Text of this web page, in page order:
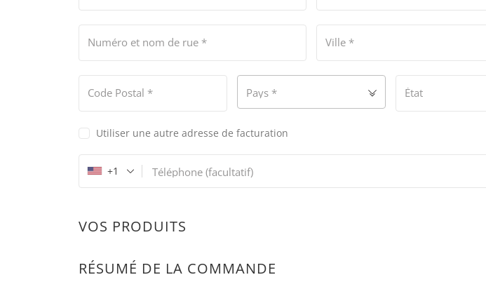
Numéro et nom de rue * Ville *
Code Postal * Pays * État
Utiliser une autre adresse de facturation
Téléphone (facultatif)
+1
VOS PRODUITS
RÉSUMÉ DE LA COMMANDE